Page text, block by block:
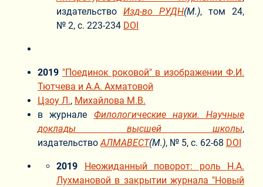
издательство Изд-во РУДН(М.), том 24,
№ 2, с. 223-234 DOI
2019 "Поединок роковой" в изображении Ф.И.
Тютчева и А.А. Ахматовой
Цзоу Л., Михайлова М.В.
в журнале Филологические науки. Научные
доклады высшей школы,
издательствоАЛМАВЕСТ(М.), № 5, с. 62-68 DOI
2019
Неожиданный поворот: роль Н.А.
Лухмановой в закрытии журнала "Новый